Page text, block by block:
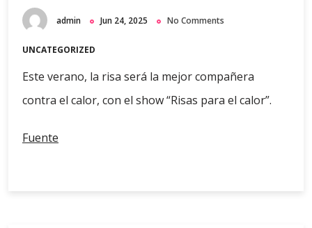
admin Jun 24, 2025 No Comments
UNCATEGORIZED
Este verano, la risa será la mejor compañera
contra el calor, con el show “Risas para el calor”.
Fuente